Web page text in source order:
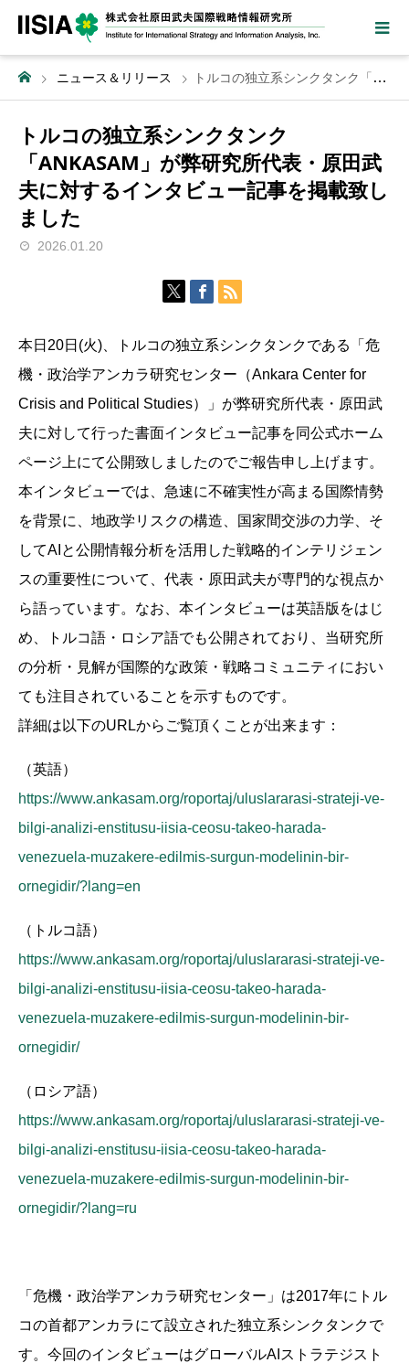
ニュース＆リリース トルコの独立系シンクタンク「ANKASAM」が弊研究所代表・原田武夫に対するインタビュー記事を掲載致しました
トルコの独立系シンクタンク
「ANKASAM」が弊研究所代表・原田武
夫に対するインタビュー記事を掲載致し
ました
2026.01.20
本日20日(火)、トルコの独立系シンクタンクである「危
機・政治学アンカラ研究センター（Ankara Center for
Crisis and Political Studies）」が弊研究所代表・原田武
夫に対して行った書面インタビュー記事を同公式ホーム
ページ上にて公開致しましたのでご報告申し上げます。
本インタビューでは、急速に不確実性が高まる国際情勢
を背景に、地政学リスクの構造、国家間交渉の力学、そ
してAIと公開情報分析を活用した戦略的インテリジェン
スの重要性について、代表・原田武夫が専門的な視点か
ら語っています。なお、本インタビューは英語版をはじ
め、トルコ語・ロシア語でも公開されており、当研究所
の分析・見解が国際的な政策・戦略コミュニティにおい
ても注目されていることを示すものです。
詳細は以下のURLからご覧頂くことが出来ます：
（英語）
https://www.ankasam.org/roportaj/uluslararasi-strateji-ve-
bilgi-analizi-enstitusu-iisia-ceosu-takeo-harada-
venezuela-muzakere-edilmis-surgun-modelinin-bir-
ornegidir/?lang=en
（トルコ語）
https://www.ankasam.org/roportaj/uluslararasi-strateji-ve-
bilgi-analizi-enstitusu-iisia-ceosu-takeo-harada-
venezuela-muzakere-edilmis-surgun-modelinin-bir-
ornegidir/
（ロシア語）
https://www.ankasam.org/roportaj/uluslararasi-strateji-ve-
bilgi-analizi-enstitusu-iisia-ceosu-takeo-harada-
venezuela-muzakere-edilmis-surgun-modelinin-bir-
ornegidir/?lang=ru
「危機・政治学アンカラ研究センター」は2017年にトル
コの首都アンカラにて設立された独立系シンクタンクで
す。今回のインタビューはグローバルAIストラテジスト